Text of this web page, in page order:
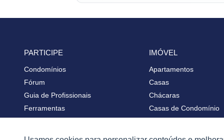
PARTICIPE
Condomínios
Fórum
Guia de Profissionais
Ferramentas
IMÓVEL
Apartamentos
Casas
Chácaras
Casas de Condomínio